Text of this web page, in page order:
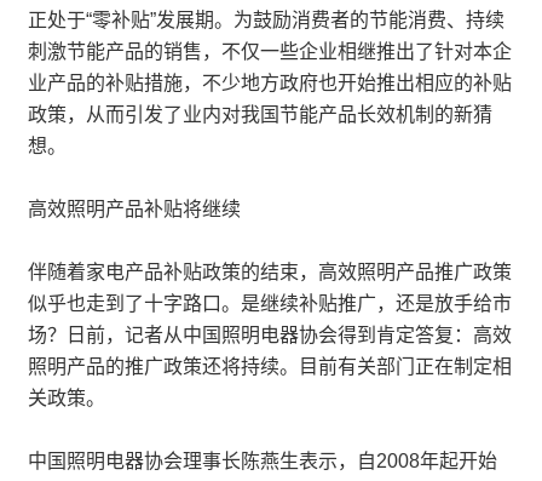
正处于“零补贴”发展期。为鼓励消费者的节能消费、持续
刺激节能产品的销售，不仅一些企业相继推出了针对本企
业产品的补贴措施，不少地方政府也开始推出相应的补贴
政策，从而引发了业内对我国节能产品长效机制的新猜
想。
高效照明产品补贴将继续
伴随着家电产品补贴政策的结束，高效照明产品推广政策
似乎也走到了十字路口。是继续补贴推广，还是放手给市
场？日前，记者从中国照明电器协会得到肯定答复：高效
照明产品的推广政策还将持续。目前有关部门正在制定相
关政策。
中国照明电器协会理事长陈燕生表示，自2008年起开始